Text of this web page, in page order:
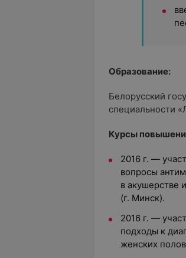
Образование:
Белорусский
специальности
Курсы
2016 г. —
вопросы
в акушерстве
(г. Минск).
2016 г. —
подходы к
женских